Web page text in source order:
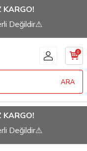
KARGO!
Değildir⚠
ARA
0
KARGO!
Değildir⚠